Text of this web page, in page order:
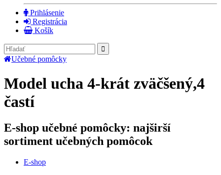
Prihlásenie
Registrácia
Košík
Učebné pomôcky
Model ucha 4-krát zväčšený,4
častí
E-shop učebné pomôcky: najširší
sortiment učebných pomôcok
E-shop